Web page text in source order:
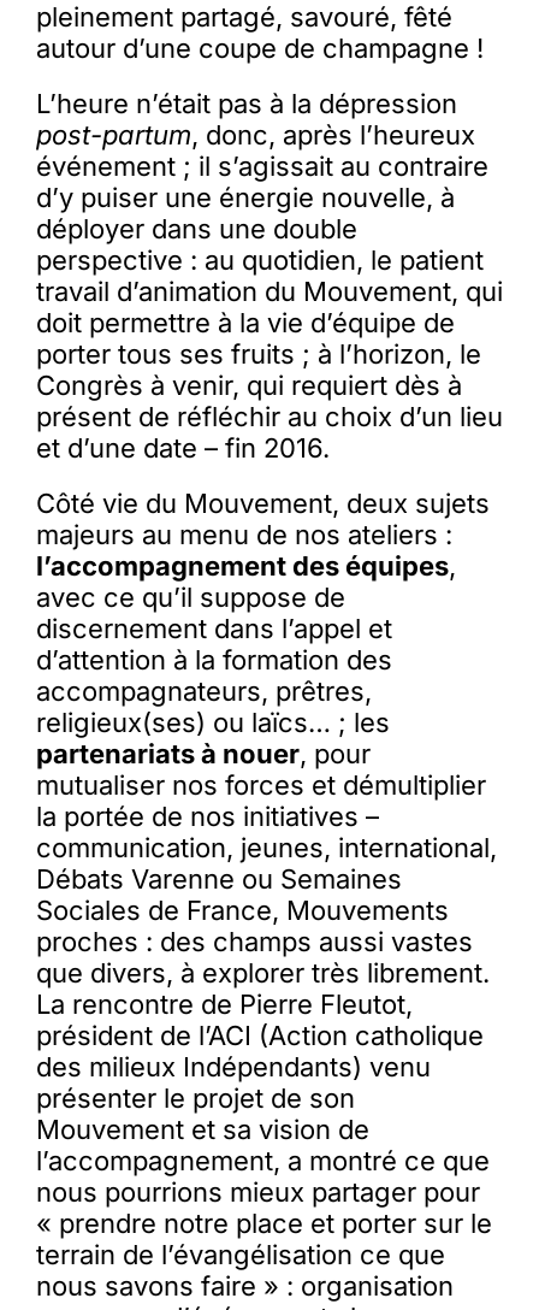
pleinement partagé, savouré, fêté
autour d’une coupe de champagne !
L’heure n’était pas à la dépression
post-partum, donc, après l’heureux
événement ; il s’agissait au contraire
d’y puiser une énergie nouvelle, à
déployer dans une double
perspective : au quotidien, le patient
travail d’animation du Mouvement, qui
doit permettre à la vie d’équipe de
porter tous ses fruits ; à l’horizon, le
Congrès à venir, qui requiert dès à
présent de réfléchir au choix d’un lieu
et d’une date – fin 2016.
Côté vie du Mouvement, deux sujets
majeurs au menu de nos ateliers :
l’accompagnement des équipes,
avec ce qu’il suppose de
discernement dans l’appel et
d’attention à la formation des
accompagnateurs, prêtres,
religieux(ses) ou laïcs… ; les
partenariats à nouer, pour
mutualiser nos forces et démultiplier
la portée de nos initiatives –
communication, jeunes, international,
Débats Varenne ou Semaines
Sociales de France, Mouvements
proches : des champs aussi vastes
que divers, à explorer très librement.
La rencontre de Pierre Fleutot,
président de l’ACI (Action catholique
des milieux Indépendants) venu
présenter le projet de son
Mouvement et sa vision de
l’accompagnement, a montré ce que
nous pourrions mieux partager pour
« prendre notre place et porter sur le
terrain de l’évangélisation ce que
nous savons faire » : organisation